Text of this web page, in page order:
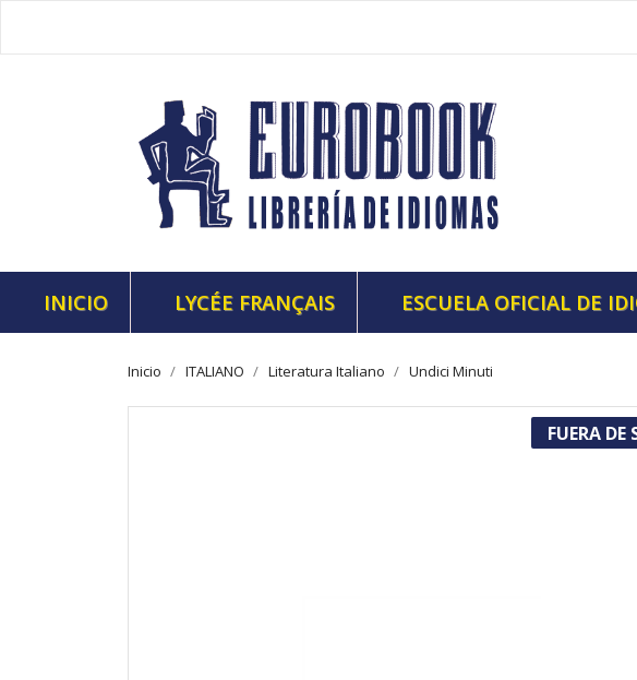
INICIO LYCÉE FRANÇAIS ESCUELA OFICIAL DE
Inicio ITALIANO Literatura Italiano Undici Minuti
FUERA DE